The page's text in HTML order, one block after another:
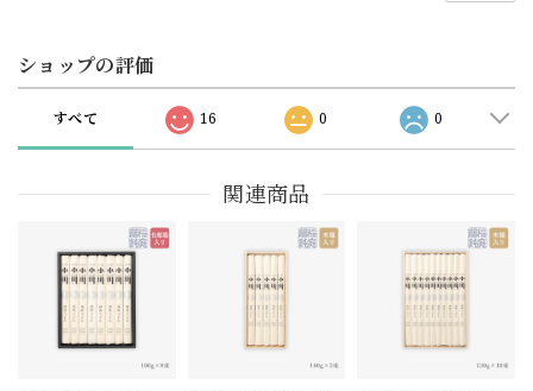
ショップの評価
すべて 16 0 0
関連商品